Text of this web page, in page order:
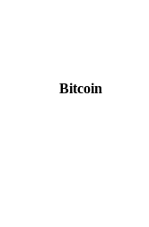
Bitcoin